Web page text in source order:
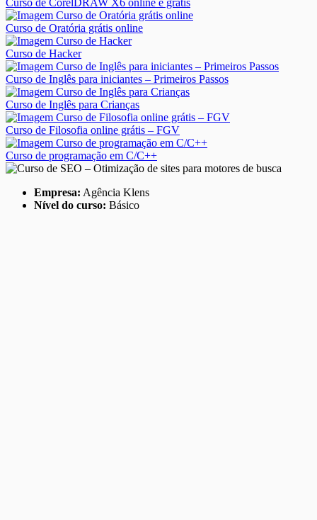
Curso de Oratória grátis online
Curso de Hacker
Curso de Inglês para iniciantes – Primeiros Passos
Curso de Inglês para Crianças
Curso de Filosofia online grátis – FGV
Curso de programação em C/C++
Empresa: Agência Klens
Nível do curso: Básico